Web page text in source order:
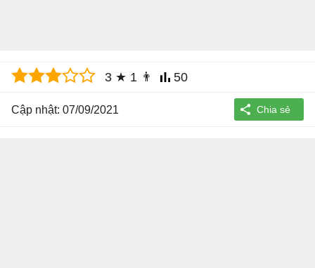
3 ★ 1 👨 50
Cập nhật: 07/09/2021